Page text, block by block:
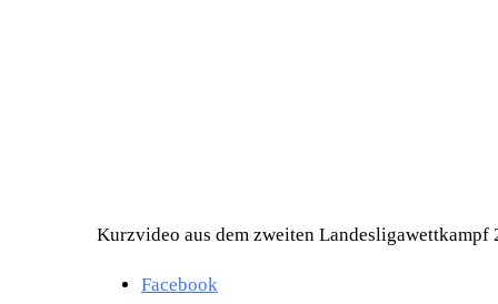
Kurzvideo aus dem zweiten
Facebook